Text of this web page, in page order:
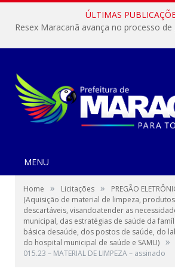
ÚLTIMAS
MENU
Home » Licitações »
PREGÃO
(Aquisição de material de limpeza,
descartáveis, visandoatender as
municipal, das estratégias de saúde da
básica desaúde, dos postos de saúde, do
do hospital municipal de saúde e SAMU) »
015.23 – MATERIAL DE LIMPEZA – assinado